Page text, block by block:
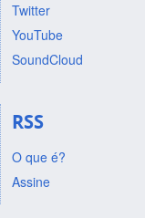
Twitter
YouTube
SoundCloud
RSS
O que é?
Assine